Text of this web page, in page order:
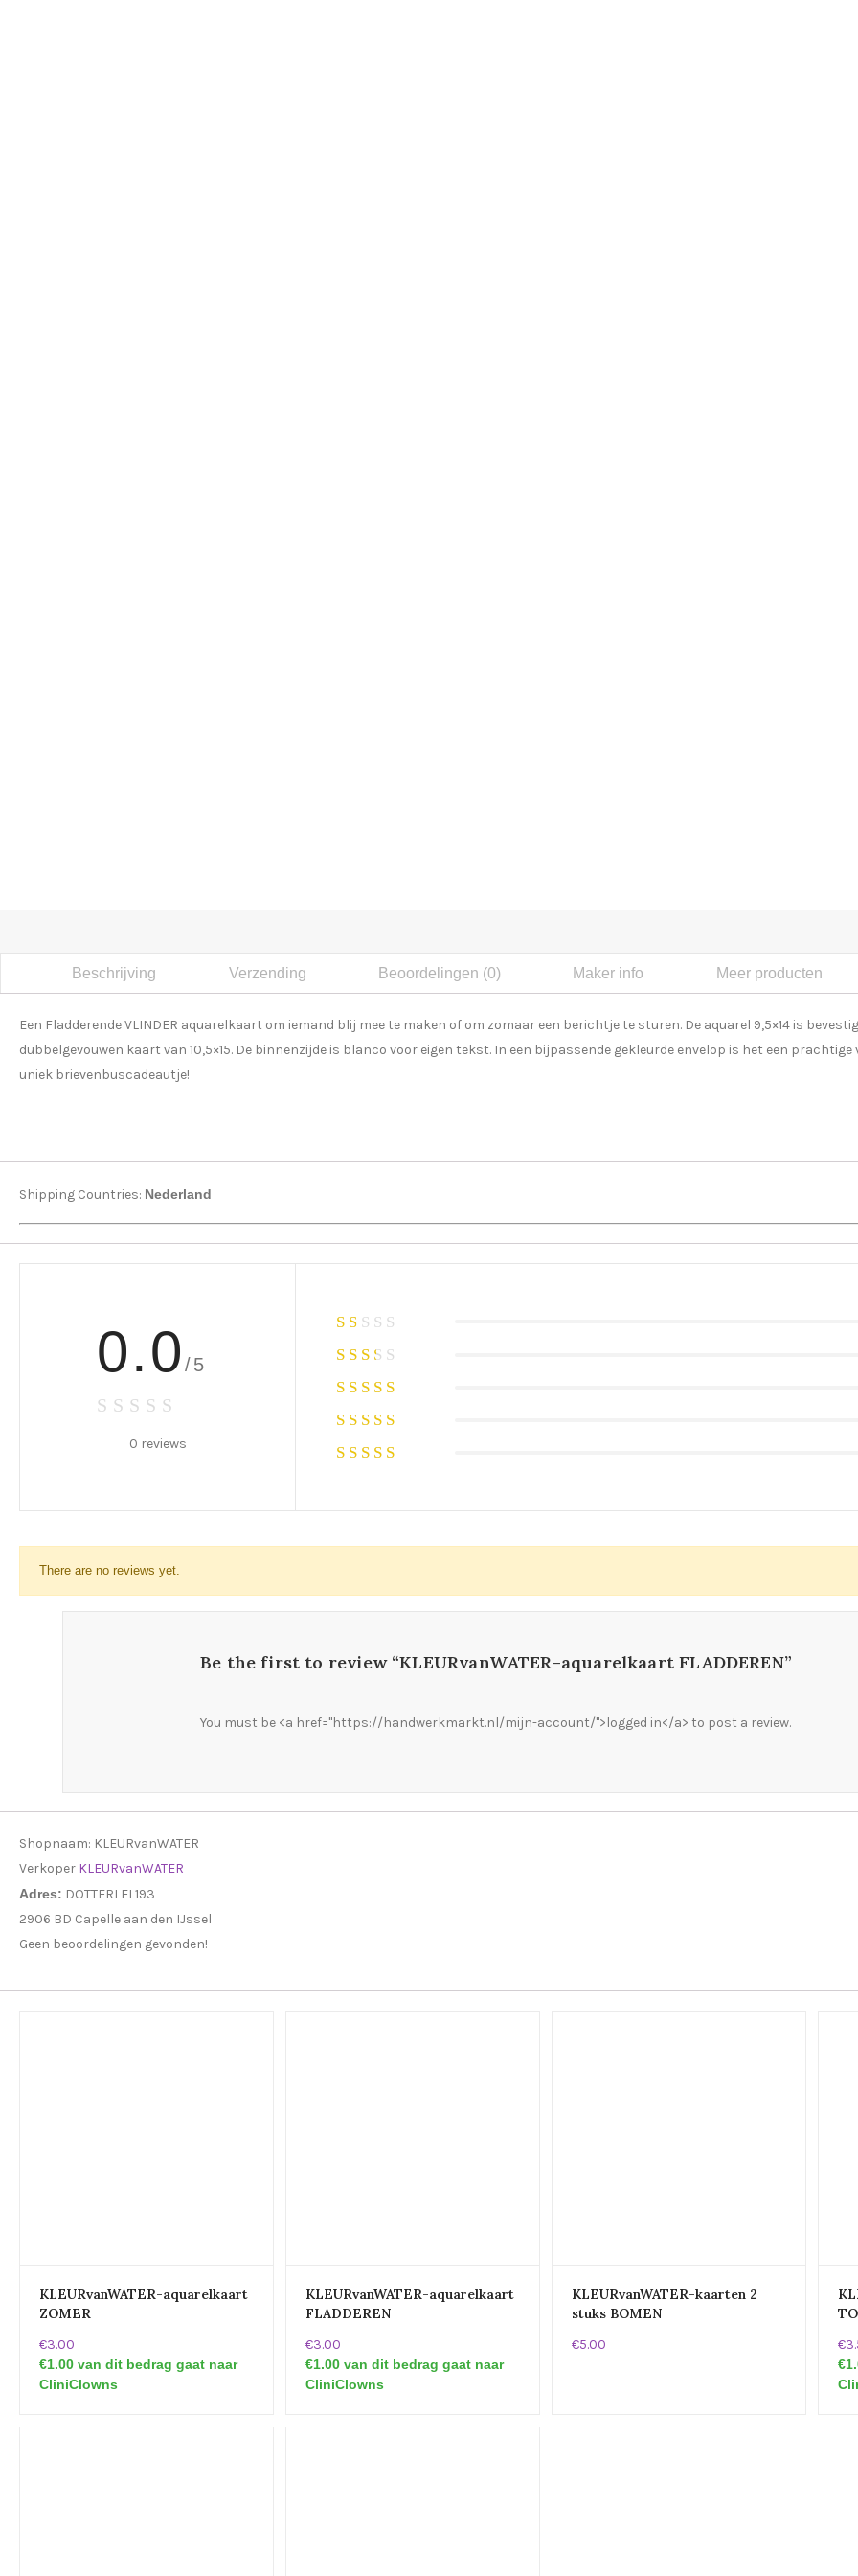
Beschrijving Verzending Beoordelingen (0) Maker info Meer producten
Een Fladderende VLINDER aquarelkaart om iemand blij mee te maken of om zomaar een berichtje te sturen. De aquarel 9,5×14 is
dubbelgevouwen kaart van 10,5×15. De binnenzijde is blanco voor eigen tekst. In een bijpassende gekleurde envelop is het een
uniek brievenbuscadeautje!
Shipping Countries: Nederland
0.0 /5
0 reviews
There are no reviews yet.
Be the first to review “KLEURvanWATER-aquarelkaart FLADDEREN”
You must be <a href="https://handwerkmarkt.nl/mijn-account/">logged in</a> to post a review.
Shopnaam: KLEURvanWATER
Verkoper KLEURvanWATER
Adres: DOTTERLEI 193
2906 BD Capelle aan den IJssel
Geen beoordelingen gevonden!
KLEURvanWATER-aquarelkaart
ZOMER
€3.00
€1.00 van dit bedrag gaat naar
CliniClowns
KLEURvanWATER-aquarelkaart
FLADDEREN
€3.00
€1.00 van dit bedrag gaat naar
CliniClowns
KLEURvanWATER-kaarten 2
stuks BOMEN
€5.00